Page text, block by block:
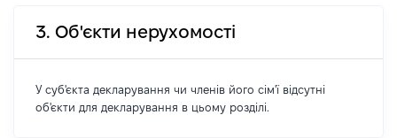
3. Об'єкти нерухомості
У суб'єкта декларування чи членів його сім'ї відсутні
об'єкти для декларування в цьому розділі.